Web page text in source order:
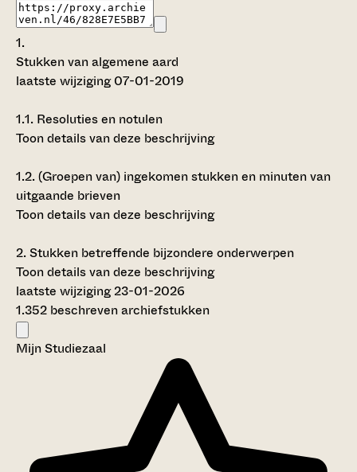
1.
Stukken van algemene aard
laatste wijziging 07-01-2019
1.1. Resoluties en notulen
Toon details van deze beschrijving
1.2.(Groepen van) ingekomen stukken en minuten van
uitgaande brieven
Toon details van deze beschrijving
2.Stukken betreffende bijzondere onderwerpen
Toon details van deze beschrijving
laatste wijziging 23-01-2026
1.352 beschreven archiefstukken
Mijn Studiezaal